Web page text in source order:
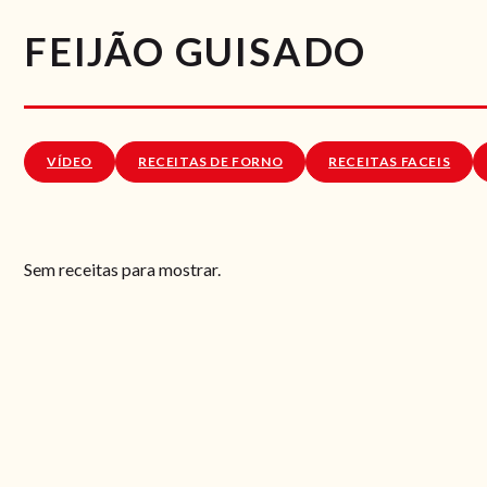
FEIJÃO GUISADO
VÍDEO RECEITAS DE FORNO RECEITAS FACEIS
Sem receitas para mostrar.